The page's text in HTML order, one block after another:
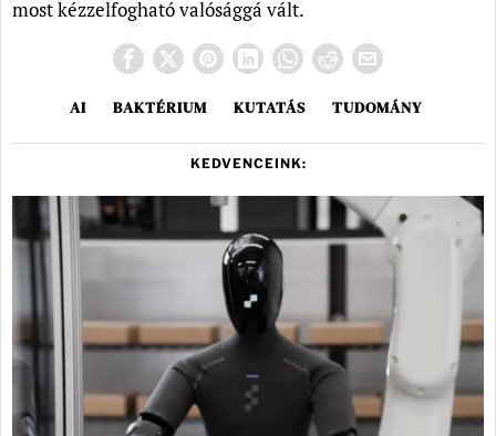
most kézzelfogható valósággá vált.
AI BAKTÉRIUM KUTATÁS TUDOMÁNY
KEDVENCEINK: